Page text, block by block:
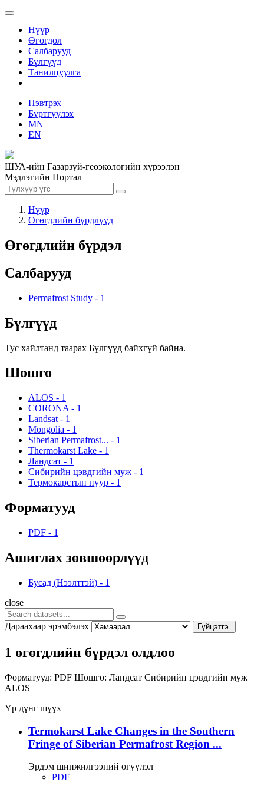
Нүүр
Өгөгдөл
Салбарууд
Бүлгүүд
Танилцуулга
Нэвтрэх
Бүртгүүлэх
MN
EN
ШУА-ийн Газарзүй-геоэкологийн хүрээлэн
Мэдлэгийн Портал
Нүүр
Өгөгдлийн бүрдлүүд
Өгөгдлийн бүрдэл
Салбарууд
Permafrost Study - 1
Бүлгүүд
Тус хайлтанд таарах Бүлгүүд байхгүй байна.
Шошго
ALOS - 1
CORONA - 1
Landsat - 1
Mongolia - 1
Siberian Permafrost... - 1
Thermokarst Lake - 1
Ландсат - 1
Сибирийн цэвдгийн муж - 1
Термокарстын нуур - 1
Форматууд
PDF - 1
Ашиглах зөвшөөрлүүд
Бусад (Нээлттэй) - 1
close
Дараахаар эрэмбэлэх Гүйцэтгэ.
1 өгөгдлийн бүрдэл олдлоо
Форматууд: PDF Шошго: Ландсат Сибирийн цэвдгийн муж
ALOS
Үр дүнг шүүх
Termokarst Lake Changes in the Southern
Fringe of Siberian Permafrost Region ...
Эрдэм шинжилгээний өгүүлэл
PDF